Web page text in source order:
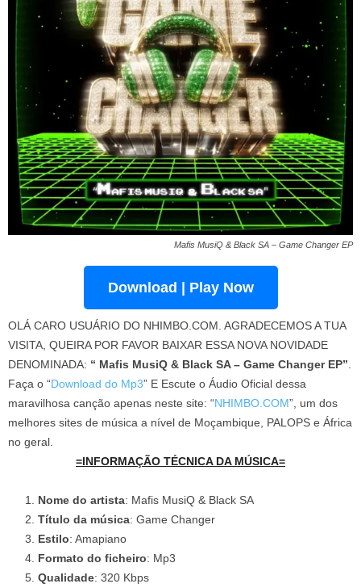
Mafis MusiQ & Black SA – Game Changer EP
Download | Play Now
OLÁ CARO USUÁRIO DO NHIMBO.COM. AGRADECEMOS A TUA
VISITA, QUEIRA POR FAVOR BAIXAR ESSA NOVA NOVIDADE
DENOMINADA: “ Mafis MusiQ & Black SA – Game Changer EP”
Faça o “Download do Mp3” E Escute o Áudio Oficial dessa
maravilhosa canção apenas neste site: “NHIMBO.COM”, um dos
melhores sites de música a nível de Moçambique, PALOPS e África
no geral.
=INFORMAÇÃO TÉCNICA DA MÚSICA=
Nome do artista: Mafis MusiQ & Black SA
Título da música: Game Changer
Estilo: Amapiano
Formato do ficheiro: Mp3
Qualidade: 320 Kbps